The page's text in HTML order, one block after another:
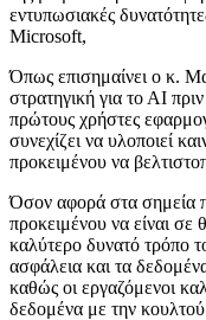
εντυπωσιακές
Microsoft,
Όπως επισημαίνει ο κ.
στρατηγική για το ΑΙ
πρώτους χρήστες
συνεχίζει να υλοποιεί
προκειμένου να
Όσον αφορά στα σημεία
προκειμένου να είναι σε
καλύτερο δυνατό τρόπο
ασφάλεια και τα
καθώς οι εργαζόμενοι
δεδομένα με την